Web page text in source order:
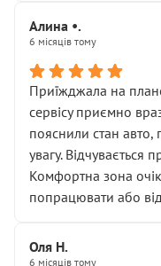
Алина •.
6 місяців тому
Приїжджала на
сервісу приємно
пояснили стан
увагу. Відчувається
Комфортна зона
попрацювати або
Оля Н.
6 місяців тому